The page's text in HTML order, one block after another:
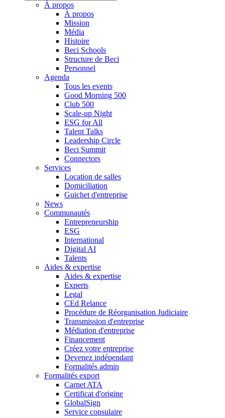
À propos
À propos
Mission
Média
Histoire
Beci Schools
Structure de Beci
Personnel
Agenda
Tous les events
Good Morning 500
Club 500
Scale-up Night
ESG for All
Talent Talks
Leadership Circle
Beci Summit
Connectors
Services
Location de salles
Domiciliation
Guichet d'entreprise
News
Communautés
Entrepreneurship
ESG
International
Digital AI
Talents
Aides & expertise
Aides & expertise
Experts
Legal
CEd Relance
Procédure de Réorganisation Judiciaire
Transmission d'entreprise
Médiation d'entreprise
Financement
Créez votre entreprise
Devenez indépendant
Formalités admin
Formalités export
Carnet ATA
Certificat d'origine
GlobalSign
Service consulaire